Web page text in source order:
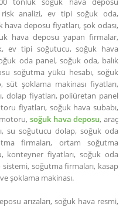
analizi, ev tipi soğuk oda,
deposu fiyatları, şok odası,
hava deposu yapan firmalar,
ev tipi soğutucu, soğuk hava
oda panel, soğuk oda, balık
soğutma yükü hesabı, soğuk
süt şoklama makinası fiyatları,
dolap fiyatları, poliüretan panel
fiyatları, soğuk hava subabı,
soğuk hava deposu, araç
su soğutucu dolap, soğuk oda
firmaları, ortam soğutma
konteyner fiyatları, soğuk oda
soğutma firmaları, kasap
şoklama makinası.
arızaları, soğuk hava resmi,